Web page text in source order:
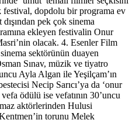
festival, dopdolu bir programa ev
pek çok sinema
ekleyen festivalin Onur
olacak. 4. Esenler Film
sektörünün duayen
Sınav, müzik ve tiyatro
Ayla Algan ile Yeşilçam’ın
Necip Sarıcı’ya da ‘onur
ödülü ise vefatının 30’uncu
aktörlerinden Hulusi
torunu Melek